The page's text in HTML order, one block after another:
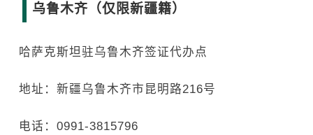
乌鲁木齐（仅限新疆籍）
哈萨克斯坦驻乌鲁木齐签证代办点
地址：新疆乌鲁木齐市昆明路216号
电话：0991-3815796